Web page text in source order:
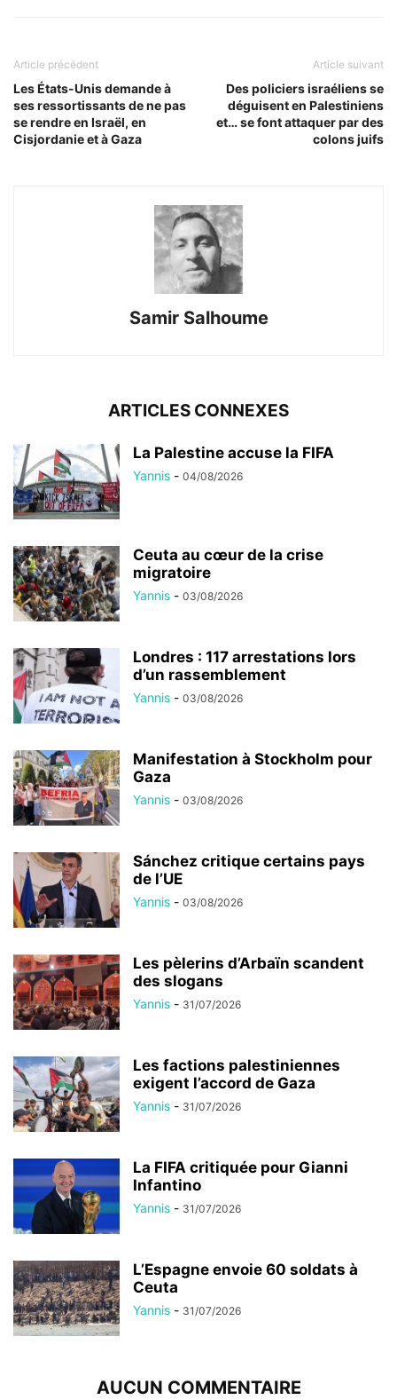
Article précédent
Les États-Unis demande à
ses ressortissants de ne pas
se rendre en Israël, en
Cisjordanie et à Gaza
Article suivant
Des policiers israéliens se
déguisent en Palestiniens
et… se font attaquer par des
colons juifs
Samir Salhoume
ARTICLES CONNEXES
La Palestine accuse la FIFA
Yannis - 04/08/2026
Ceuta au cœur de la crise
migratoire
Yannis - 03/08/2026
Londres : 117 arrestations lors
d’un rassemblement
Yannis - 03/08/2026
Manifestation à Stockholm pour
Gaza
Yannis - 03/08/2026
Sánchez critique certains pays
de l’UE
Yannis - 03/08/2026
Les pèlerins d’Arbaïn scandent
des slogans
Yannis - 31/07/2026
Les factions palestiniennes
exigent l’accord de Gaza
Yannis - 31/07/2026
La FIFA critiquée pour Gianni
Infantino
Yannis - 31/07/2026
L’Espagne envoie 60 soldats à
Ceuta
Yannis - 31/07/2026
AUCUN COMMENTAIRE